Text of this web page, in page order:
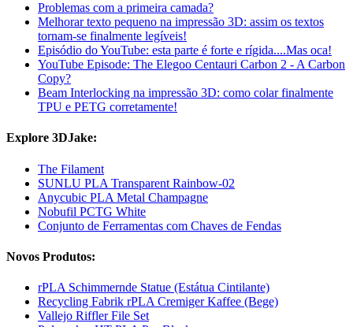
Problemas com a primeira camada?
Melhorar texto pequeno na impressão 3D: assim os textos
tornam-se finalmente legíveis!
Episódio do YouTube: esta parte é forte e rígida....Mas oca!
YouTube Episode: The Elegoo Centauri Carbon 2 - A Carbon
Copy?
Beam Interlocking na impressão 3D: como colar finalmente
TPU e PETG corretamente!
Explore 3DJake:
The Filament
SUNLU PLA Transparent Rainbow-02
Anycubic PLA Metal Champagne
Nobufil PCTG White
Conjunto de Ferramentas com Chaves de Fendas
Novos Produtos:
rPLA Schimmernde Statue (Estátua Cintilante)
Recycling Fabrik rPLA Cremiger Kaffee (Bege)
Vallejo Riffler File Set